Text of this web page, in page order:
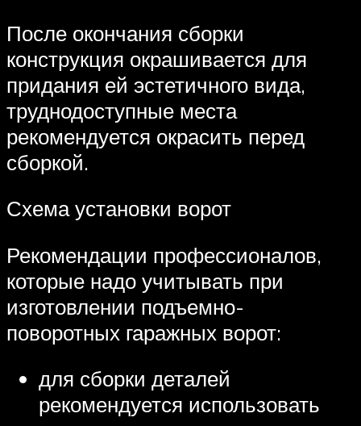
После окончания сборки
конструкция окрашивается для
придания ей эстетичного вида,
труднодоступные места
рекомендуется окрасить перед
сборкой.
Схема установки ворот
Рекомендации профессионалов,
которые надо учитывать при
изготовлении подъемно-
поворотных гаражных ворот:
для сборки деталей
рекомендуется использовать